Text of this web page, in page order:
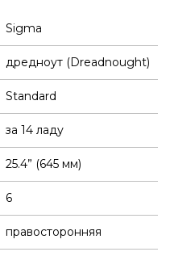
Sigma
дредноут (Dreadnought)
Standard
за 14 ладу
25.4” (645 мм)
6
правосторонняя